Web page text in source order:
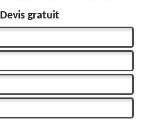
Devis gratuit